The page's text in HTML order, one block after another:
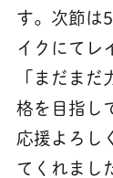
す。次節は
イクにてレ
「まだま
格を目指し
応援よろし
てくれまし